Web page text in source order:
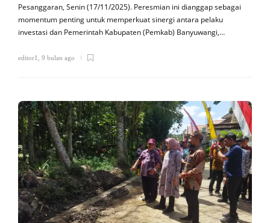
Pesanggaran, Senin (17/11/2025). Peresmian ini dianggap sebagai
momentum penting untuk memperkuat sinergi antara pelaku
investasi dan Pemerintah Kabupaten (Pemkab) Banyuwangi,…
editor1 9 bulan ago